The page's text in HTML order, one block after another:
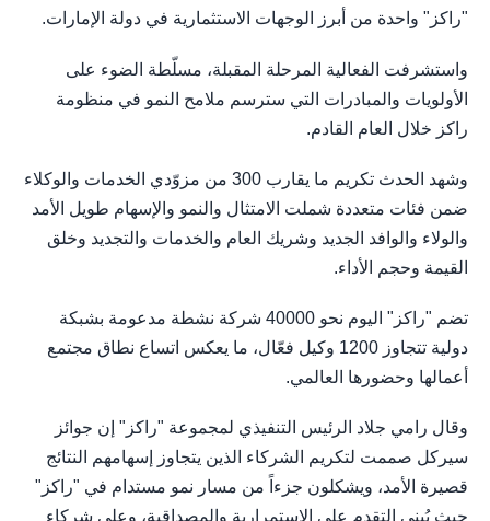
"راكز" واحدة من أبرز الوجهات الاستثمارية في دولة الإمارات.
واستشرفت الفعالية المرحلة المقبلة، مسلّطة الضوء على
الأولويات والمبادرات التي سترسم ملامح النمو في منظومة
راكز خلال العام القادم.
وشهد الحدث تكريم ما يقارب 300 من مزوّدي الخدمات والوكلاء
ضمن فئات متعددة شملت الامتثال والنمو والإسهام طويل الأمد
والولاء والوافد الجديد وشريك العام والخدمات والتجديد وخلق
القيمة وحجم الأداء.
تضم "راكز" اليوم نحو 40000 شركة نشطة مدعومة بشبكة
دولية تتجاوز 1200 وكيل فعّال، ما يعكس اتساع نطاق مجتمع
أعمالها وحضورها العالمي.
وقال رامي جلاد الرئيس التنفيذي لمجموعة "راكز" إن جوائز
سيركل صممت لتكريم الشركاء الذين يتجاوز إسهامهم النتائج
قصيرة الأمد، ويشكلون جزءاً من مسار نمو مستدام في "راكز"
حيث يُبنى التقدم على الاستمرارية والمصداقية، وعلى شركاء